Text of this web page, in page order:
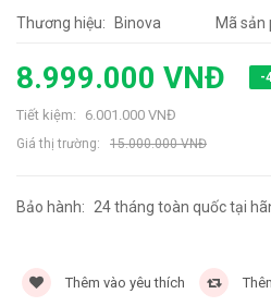
Thương hiệu: Binova Mã sản
8.999.000 VNĐ -
Tiết kiệm: 6.001.000 VNĐ
Giá thị trường: 15.000.000 VNĐ
Bảo hành: 24 tháng toàn quốc tại
Thêm vào yêu thích